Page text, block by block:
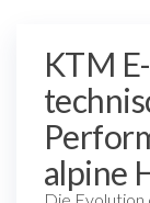
KTM
alpine
Die